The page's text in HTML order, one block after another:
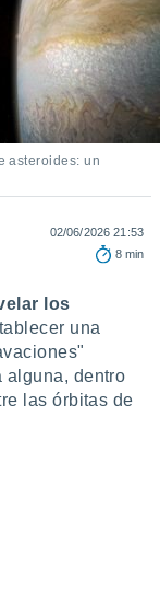
asteroides: un
02/06/2026 21:53
8 min
los
una
alguna, dentro
las órbitas de